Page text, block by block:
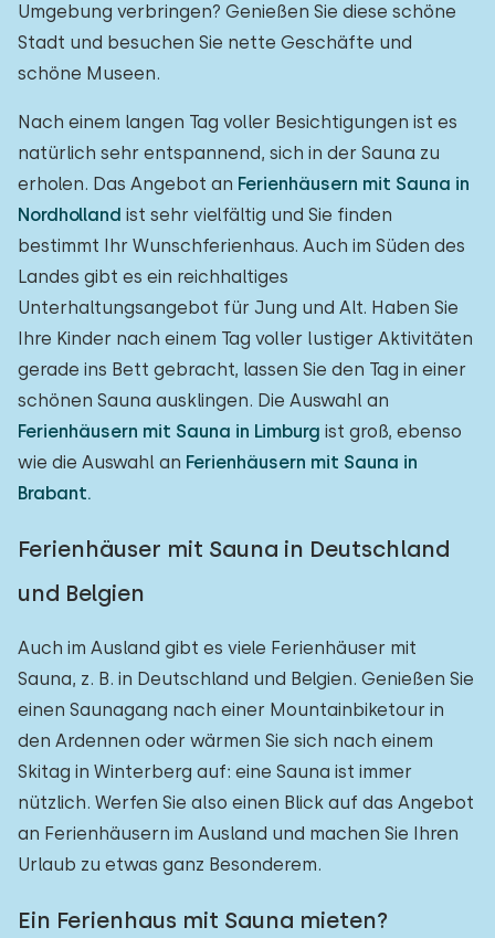
Umgebung verbringen? Genießen Sie diese schöne
Stadt und besuchen Sie nette Geschäfte und
schöne Museen.
Nach einem langen Tag voller Besichtigungen ist es
natürlich sehr entspannend, sich in der Sauna zu
erholen. Das Angebot an Ferienhäusern mit Sauna in
Nordholland ist sehr vielfältig und Sie finden
bestimmt Ihr Wunschferienhaus. Auch im Süden des
Landes gibt es ein reichhaltiges
Unterhaltungsangebot für Jung und Alt. Haben Sie
Ihre Kinder nach einem Tag voller lustiger Aktivitäten
gerade ins Bett gebracht, lassen Sie den Tag in einer
schönen Sauna ausklingen. Die Auswahl an
Ferienhäusern mit Sauna in Limburg ist groß, ebenso
wie die Auswahl an Ferienhäusern mit Sauna in
Brabant.
Ferienhäuser mit Sauna in Deutschland
und Belgien
Auch im Ausland gibt es viele Ferienhäuser mit
Sauna, z. B. in Deutschland und Belgien. Genießen Sie
einen Saunagang nach einer Mountainbiketour in
den Ardennen oder wärmen Sie sich nach einem
Skitag in Winterberg auf: eine Sauna ist immer
nützlich. Werfen Sie also einen Blick auf das Angebot
an Ferienhäusern im Ausland und machen Sie Ihren
Urlaub zu etwas ganz Besonderem.
Ein Ferienhaus mit Sauna mieten?